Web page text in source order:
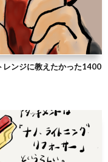
レンジに教えたかった1400